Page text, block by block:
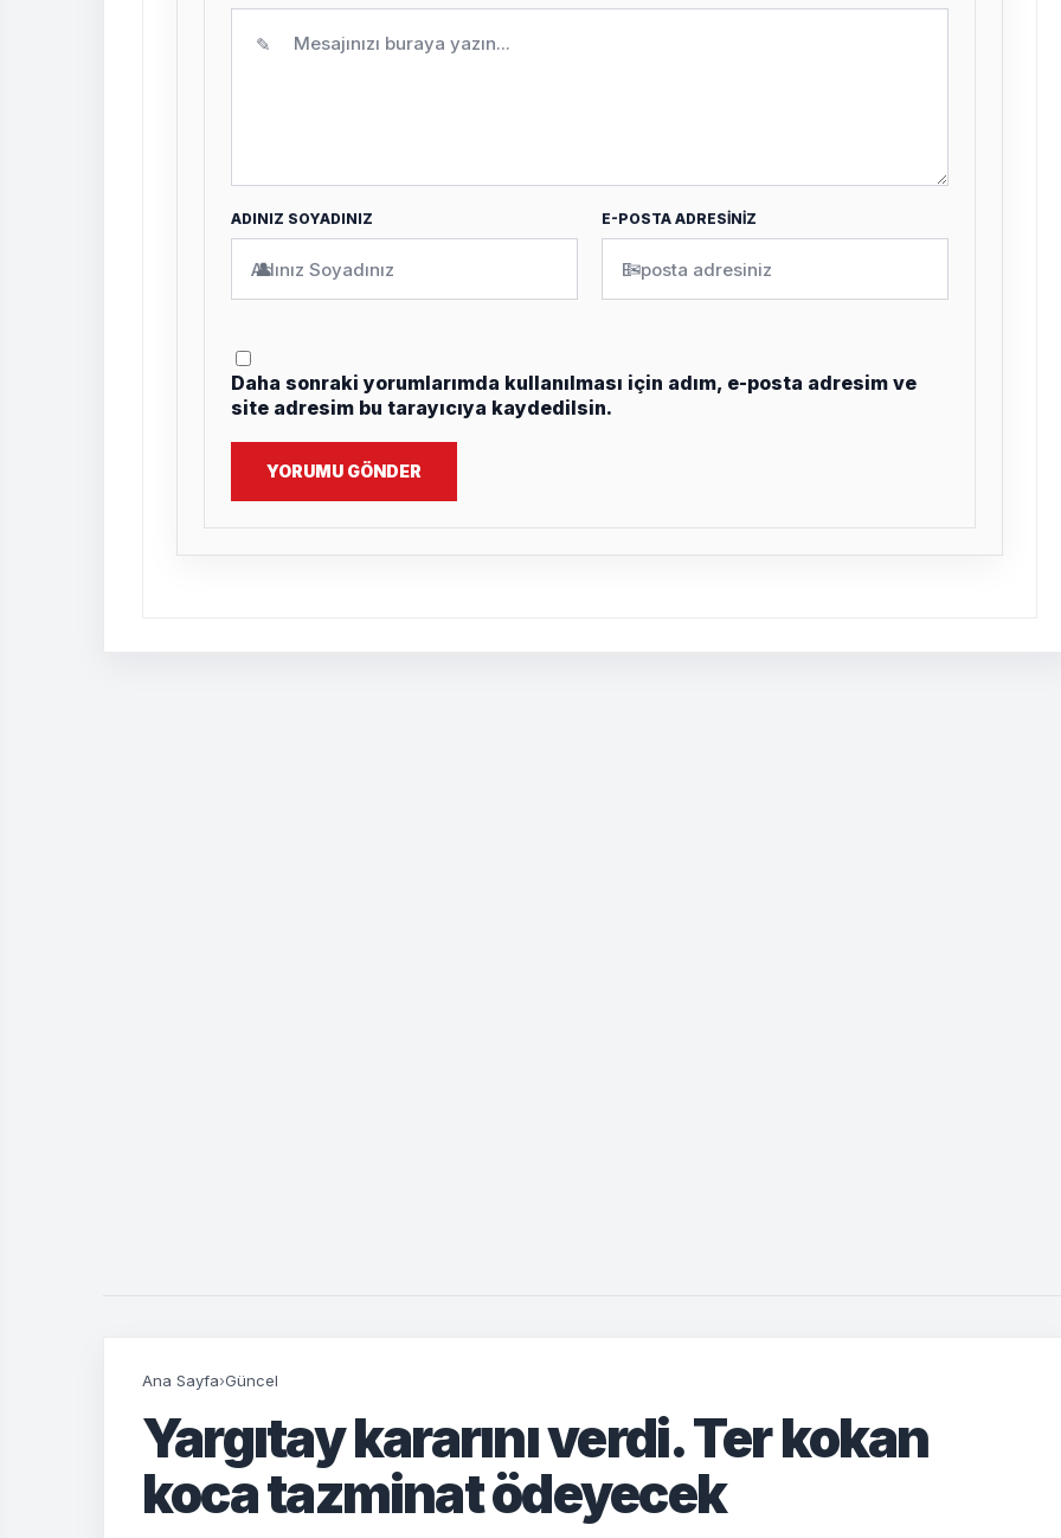
✎
ADINIZ SOYADINIZ
👤
E-POSTA ADRESİNİZ
✉
Daha sonraki yorumlarımda kullanılması için adım, e-posta adresim ve
site adresim bu tarayıcıya kaydedilsin.
YORUMU GÖNDER
Ana Sayfa›Güncel
Yargıtay kararını verdi. Ter kokan
koca tazminat ödeyecek